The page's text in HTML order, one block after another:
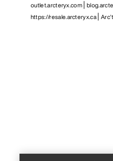
outlet.arcteryx.com
https://resale.arcteryx.ca